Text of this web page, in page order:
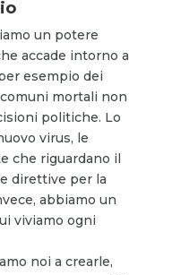
un potere
accade intorno a
esempio dei
mortali non
politiche. Lo
virus, le
che riguardano il
direttive per la
abbiamo un
viviamo ogni
noi a crearle,